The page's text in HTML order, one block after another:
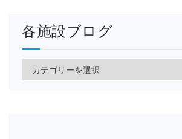
各施設ブログ
各